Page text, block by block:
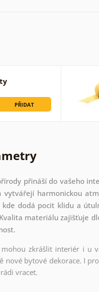
PŘIDAT
přináší do vašeho
vytvářejí harmonickou
dodá pocit klidu a
materiálu zajišťuje
zkrášlit interiér i u
nové bytové dekorace. I
vracet.